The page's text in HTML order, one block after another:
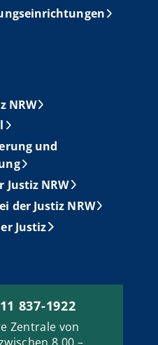
NRW
und
Justiz NRW
der Justiz NRW
Justiz
837-1922
Zentrale von
8.00 –